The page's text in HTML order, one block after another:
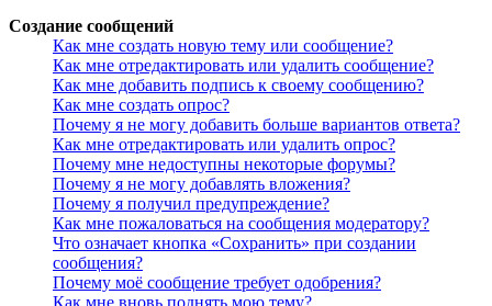
Создание сообщений
Как мне создать новую тему или сообщение?
Как мне отредактировать или удалить сообщение?
Как мне добавить подпись к своему сообщению?
Как мне создать опрос?
Почему я не могу добавить больше вариантов ответа?
Как мне отредактировать или удалить опрос?
Почему мне недоступны некоторые форумы?
Почему я не могу добавлять вложения?
Почему я получил предупреждение?
Как мне пожаловаться на сообщения модератору?
Что означает кнопка «Сохранить» при создании
сообщения?
Почему моё сообщение требует одобрения?